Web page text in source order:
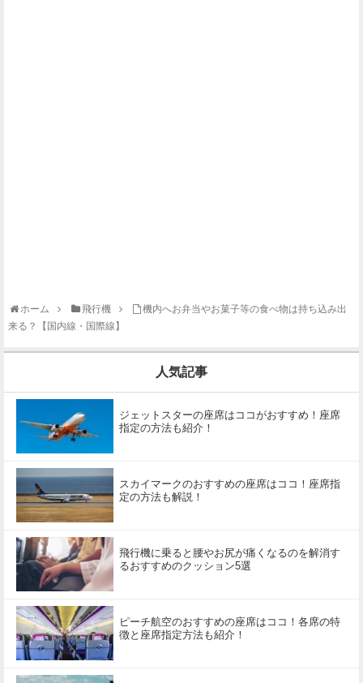
ホーム 飛行機
機内へお弁当やお菓子等の食べ物は持ち込み出
来る？【国内線・国際線】
人気記事
ジェットスターの座席はココがおすすめ！座席
指定の方法も紹介！
スカイマークのおすすめの座席はココ！座席指
定の方法も解説！
飛行機に乗ると腰やお尻が痛くなるのを解消す
るおすすめのクッション5選
ピーチ航空のおすすめの座席はココ！各席の特
徴と座席指定方法も紹介！